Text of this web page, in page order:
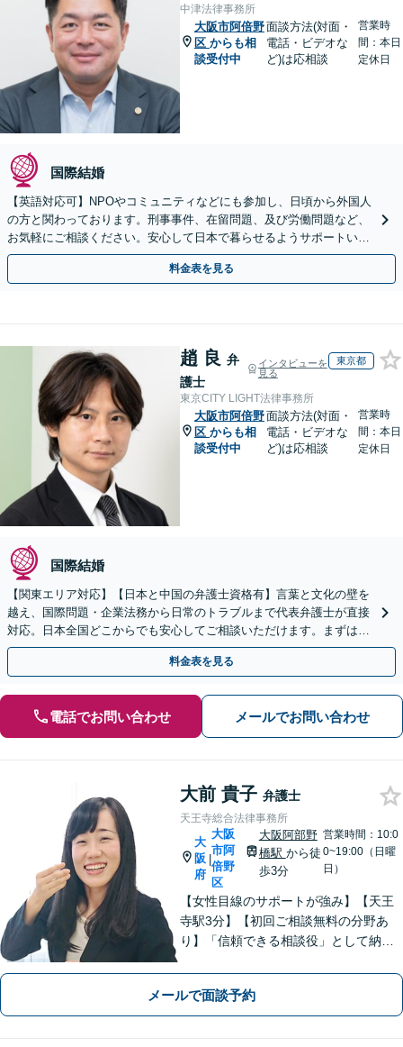
中津法律事務所
大阪市阿倍野
区 からも相
談受付中
面談方法(対面・
電話・ビデオな
ど)は応相談
営業時
間：本日
定休日
国際結婚
【英語対応可】NPOやコミュニティなどにも参加し、日頃から外国人
の方と関わっております。刑事事件、在留問題、及び労働問題など、
お気軽にご相談ください。安心して日本で暮らせるようサポートいた
します【夜間・休日相談OK】【北浜駅2分】
料金表を見る
趙 良 弁
護士
インタビューを
見る
東京都
東京CITY LIGHT法律事務所
大阪市阿倍野
区 からも相
談受付中
面談方法(対面・
電話・ビデオな
ど)は応相談
営業時
間：本日
定休日
国際結婚
【関東エリア対応】【日本と中国の弁護士資格有】言葉と文化の壁を
越え、国際問題・企業法務から日常のトラブルまで代表弁護士が直接
対応。日本全国どこからでも安心してご相談いただけます。まずは一
歩を踏み出してみませんか。【初回相談無料】
料金表を見る
電話でお問い合わせ メールでお問い合わせ
大前 貴子 弁護士
天王寺総合法律事務所
大
阪
府
|
大阪
市阿
倍野
区
大阪阿部野
橋駅 から徒
歩3分
営業時間：10:0
0~19:00（日曜
日）
【女性目線のサポートが強み】【天王
寺駅3分】【初回ご相談無料の分野あ
り】「信頼できる相談役」として納得
づくりを心がけます【借金・債務整
理】経済状況に応じて適切な解決策を
ご提案します
メールで面談予約